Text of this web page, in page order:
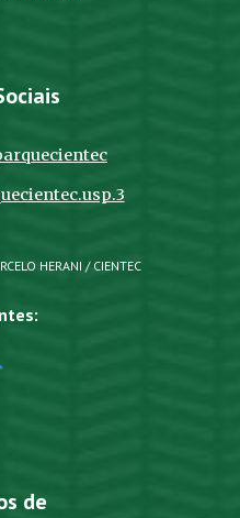
HERANI / CIENTEC
de